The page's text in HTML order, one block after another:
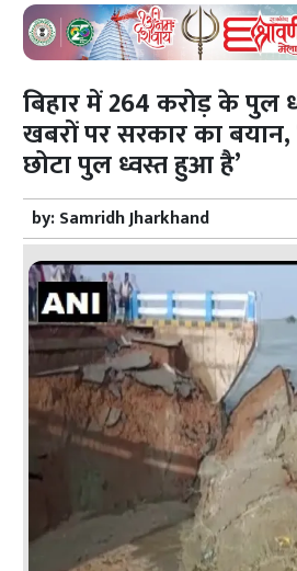
बिहार में 264 करोड़ के पुल
खबरों पर सरकार का
छोटा पुल ध्वस्त हुआ है’
by:Samridh Jharkhand